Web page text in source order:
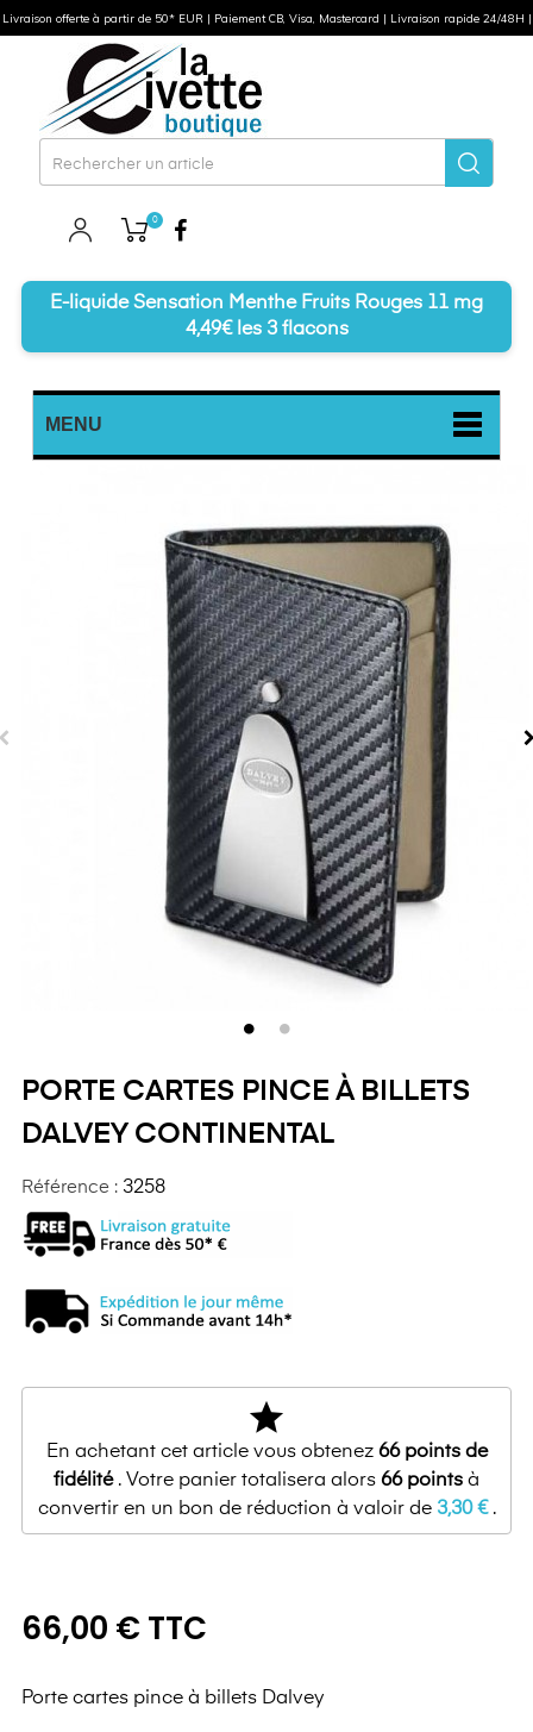
0
E-liquide Sensation Menthe Fruits Rouges 11 mg
4,49€ les 3 flacons
MENU
PORTE CARTES PINCE À BILLETS
DALVEY CONTINENTAL
Référence : 3258
star
En achetant cet article vous obtenez 66points de
fidélité. Votre panier totalisera alors 66points à
convertir en un bon de réduction à valoir de 3,30 €.
66,00 € TTC
Porte cartes pince à billets Dalvey
Livraison offerte à partir de 50* EUR | Paiement CB, Visa, Mastercard | Livraison rapide 24/48H |